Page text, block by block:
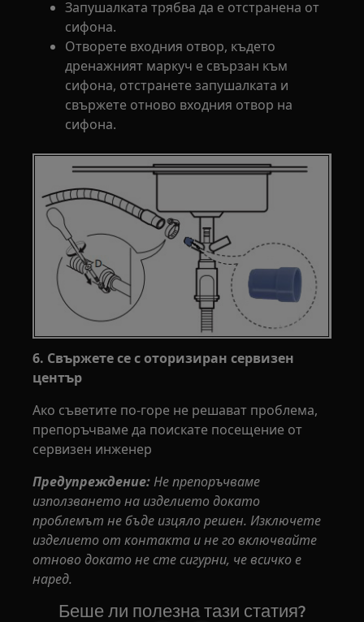
Запушалката трябва да е отстранена от
сифона.
Отворете входния отвор, където
дренажният маркуч е свързан към
сифона, отстранете запушалката и
свържете отново входния отвор на
сифона.
6. Свържете се с оторизиран сервизен
център
Ако съветите по-горе не решават проблема,
препоръчваме да поискате посещение от
сервизен инженер
Предупреждение:Не препоръчваме
използването на изделието докато
проблемът не бъде изцяло решен. Изключете
изделието от контакта и не го включвайте
отново докато не сте сигурни, че всичко е
наред.
Беше ли полезна тази статия?